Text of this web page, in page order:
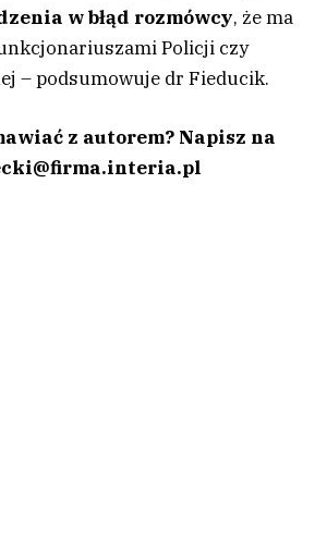
w błąd rozmówcy, że ma
Policji czy
– podsumowuje dr Fieducik.
z autorem? Napisz na